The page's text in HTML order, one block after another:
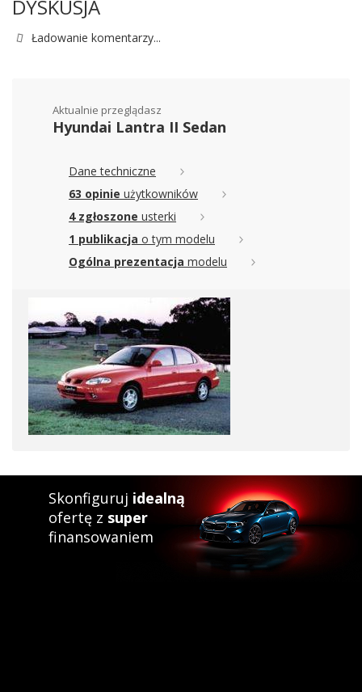
DYSKUSJA
Ładowanie komentarzy...
Aktualnie przeglądasz
Hyundai Lantra II Sedan
Dane techniczne
63 opinie użytkowników
4 zgłoszone usterki
1 publikacja o tym modelu
Ogólna prezentacja modelu
Skonfiguruj idealną
ofertę z super
finansowaniem